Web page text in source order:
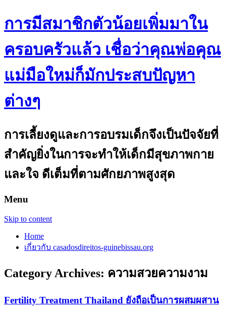
การมีสมาชิกตัวน้อยเพิ่มมาใน
ครอบครัวแล้ว เชื่อว่าคุณพ่อคุณ
แม่มือใหม่ก็มักประสบปัญหา
ต่างๆ
การเลี้ยงดูและการอบรมเด็กจึงเป็นปัจจัยที่
สำคัญยิ่งในการจะทำให้เด็กมีสุขภาพกาย
และใจ ดีเต็มที่ตามศักยภาพสูงสุด
Menu
Skip to content
Home
เกี่ยวกับ casadosdireitos-guinebissau.org
Category Archives: ความสวยความงาม
Fertility Treatment Thailand ยังถือเป็นการผสมผสาน